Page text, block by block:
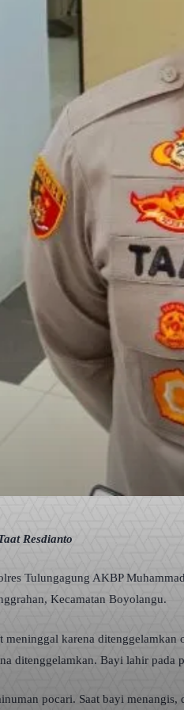
Resdianto
Tulungagung AKBP
Kecamatan Boyolangu.
meninggal karena
ditenggelamkan. Bayi lahir
pocari. Saat bayi